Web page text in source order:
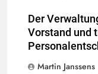
Der
Vorstand und
Martin Janssens